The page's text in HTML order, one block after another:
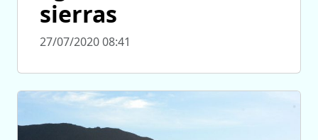
sierras
27/07/2020 08:41